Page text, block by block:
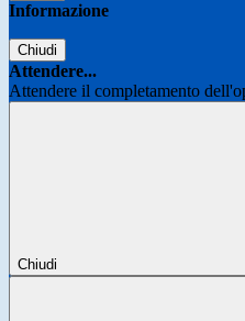
Informazione
Chiudi
Attendere...
Attendere il completamento
Chiudi